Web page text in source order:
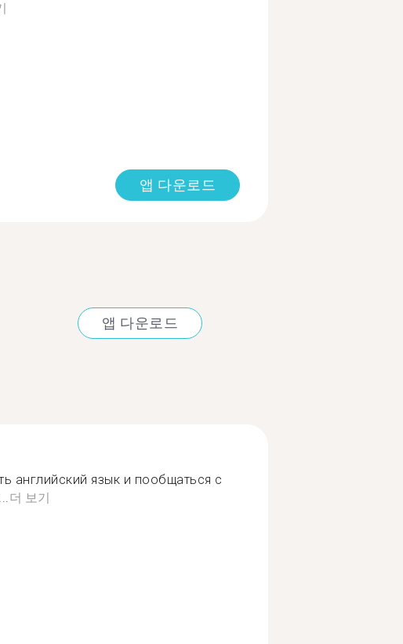
앱 다운로드
앱 다운로드
английский язык и пообщаться с
더 보기